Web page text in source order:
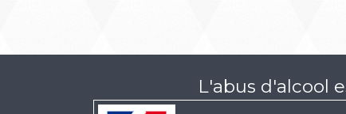
L'abus d'alcool